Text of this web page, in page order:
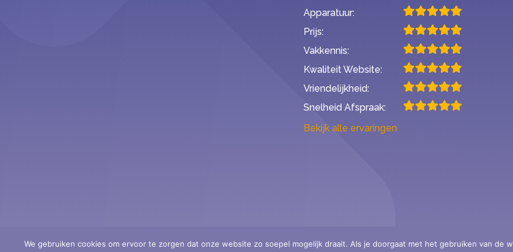
Apparatuur:
Prijs:
Vakkennis:
Kwaliteit Website:
Vriendelijkheid:
Snelheid Afspraak:
Bekijk alle ervaringen
Second Opinion Hoortoestellen - StAr erkende audiciens -
We gebruiken cookies om ervoor te zorgen dat onze website zo soepel mogelijk draait. Als je doorgaat met het gebruiken van de